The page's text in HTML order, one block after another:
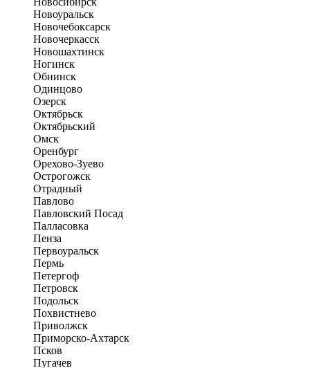
Новоуральск
Новочебоксарск
Новочеркасск
Новошахтинск
Ногинск
Обнинск
Одинцово
Озерск
Октябрьск
Октябрьский
Омск
Оренбург
Орехово-Зуево
Острогожск
Отрадный
Павлово
Павловский Посад
Палласовка
Пенза
Первоуральск
Пермь
Петергоф
Петровск
Подольск
Похвистнево
Приволжск
Приморско-Ахтарск
Псков
Пугачев